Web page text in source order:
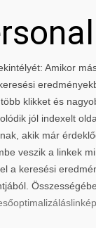
Amikor
klikket és
jól indexelt
akik már
veszik a linkek
a keresési